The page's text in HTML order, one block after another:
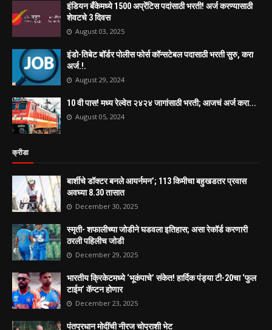
इंडियन बँकेमध्ये 1500 अप्रेंटिस पदांसाठी भरती! अर्ज करण्यासाठी
शेवटचे 3 दिवस
August 03, 2025
इंडो-तिबेट बॉर्डर पोलीस फोर्स कॉन्सटेबल पदासाठी भरती सुरु, करा
अर्ज.!.
August 29, 2024
10 वी पास! मध्य रेल्वेत २४२४ जागांसाठी भरती; आजचं अर्ज करा...
August 05, 2024
क्रीडा
बार्शीचे डॉक्टर बनले आयर्नमन’; 113 किमीचा बहुखडतर प्रवास
अवघ्या 8.30 तासात
December 30, 2025
स्मृती- शफालीच्या जोडीने घडवला इतिहास; असा रेकॉर्ड करणारी
ठरली पहिलीच जोडी
December 29, 2025
भारतीय क्रिकेटमध्ये ‘भूकंपाचे’ संकेत! हार्दिक पंड्या टी-20चा ‘फुल
टाईम’ कॅप्टन होणार
December 23, 2025
पंतप्रधान मोदींची नीरज चोप्राशी भेट